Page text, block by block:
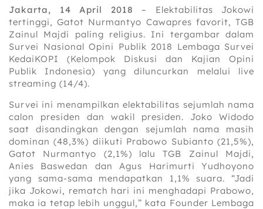
Jakarta, 14 April 2018 – Elektabilitas Jokowi
tertinggi, Gatot Nurmantyo Cawapres favorit, TGB
Zainul Majdi paling religius. Ini tergambar dalam
Survei Nasional Opini Publik 2018 Lembaga Survei
KedaiKOPI (Kelompok Diskusi dan Kajian Opini
Publik Indonesia) yang diluncurkan melalui live
streaming (14/4).
Survei ini menampilkan elektabilitas sejumlah nama
calon presiden dan wakil presiden. Joko Widodo
saat disandingkan dengan sejumlah nama masih
dominan (48,3%) diikuti Prabowo Subianto (21,5%),
Gatot Nurmantyo (2,1%) lalu TGB Zainul Majdi,
Anies Baswedan dan Agus Harimurti Yudhoyono
yang sama-sama mendapatkan 1,1% suara. “Jadi
jika Jokowi, rematch hari ini menghadapi Prabowo,
maka ia tetap lebih unggul,” kata Founder Lembaga